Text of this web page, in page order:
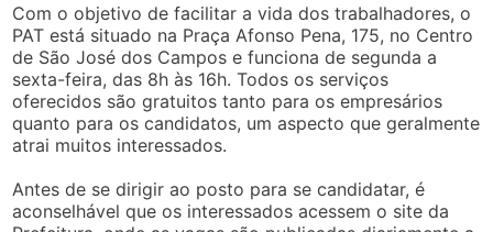
Com o objetivo de facilitar a vida dos trabalhadores, o
PAT está situado na Praça Afonso Pena, 175, no Centro
de São José dos Campos e funciona de segunda a
sexta-feira, das 8h às 16h. Todos os serviços
oferecidos são gratuitos tanto para os empresários
quanto para os candidatos, um aspecto que geralmente
atrai muitos interessados.
Antes de se dirigir ao posto para se candidatar, é
aconselhável que os interessados acessem o site da